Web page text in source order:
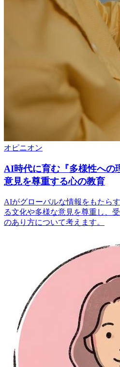
オピニオン
AI時代に育む『多様性への
意見を尊重する心の教育
AIがグローバルな情報をもたら
る文化や多様な意見を尊重し、
のあり方について考えます。